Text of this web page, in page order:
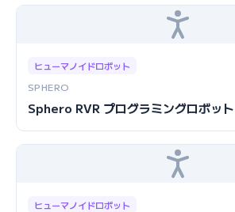
ヒューマノイドロボット
SPHERO
Sphero RVR プログラミングロボッ
ヒューマノイドロボット